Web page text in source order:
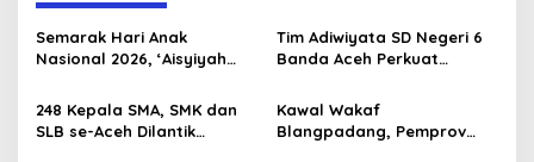
a
v
i
g
Semarak Hari Anak
Nasional 2026, ‘Aisyiyah
Perlombaan Kreatif di
Universitas Ahmad Dahlan
Tim Adiwiyata SD Negeri 6
Banda Aceh Perkuat
Kunjungan Lapangan “FOLU
Goes to School”
248 Kepala SMA, SMK dan
SLB se-Aceh Dilantik
Kawal Wakaf
Blangpadang, Pemprov